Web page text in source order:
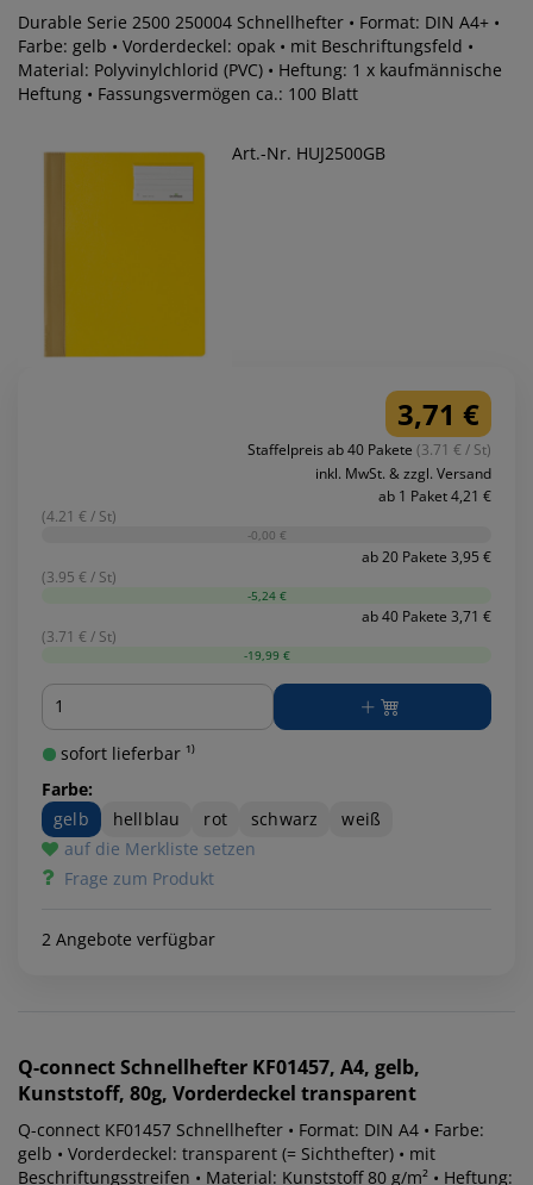
Durable Serie 2500 250004 Schnellhefter • Format: DIN A4+ •
Farbe: gelb • Vorderdeckel: opak • mit Beschriftungsfeld •
Material: Polyvinylchlorid (PVC) • Heftung: 1 x kaufmännische
Heftung • Fassungsvermögen ca.: 100 Blatt
Art.-Nr. HUJ2500GB
3,71 €
Staffelpreis ab 40 Pakete (3.71 € / St)
inkl. MwSt. & zzgl. Versand
ab 1 Paket 4,21 €
(4.21 € / St)
-0,00 €
ab 20 Pakete 3,95 €
(3.95 € / St)
-5,24 €
ab 40 Pakete 3,71 €
(3.71 € / St)
-19,99 €
Menge
sofort lieferbar ¹⁾
Farbe:
gelb
hellblau rot schwarz
weiß
auf die Merkliste setzen
Frage zum Produkt
2 Angebote verfügbar
Q-connectSchnellhefter KF01457, A4, gelb,
Kunststoff, 80g, Vorderdeckel transparent
Q-connect KF01457 Schnellhefter • Format: DIN A4 • Farbe:
gelb • Vorderdeckel: transparent (= Sichthefter) • mit
Beschriftungsstreifen • Material: Kunststoff 80 g/m² • Heftung: